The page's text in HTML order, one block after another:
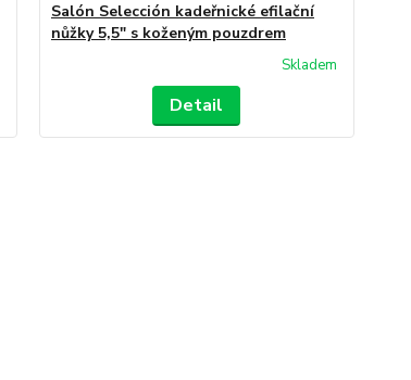
Salón Selección kadeřnické efilační
nůžky 5,5" s koženým pouzdrem
Skladem
Detail